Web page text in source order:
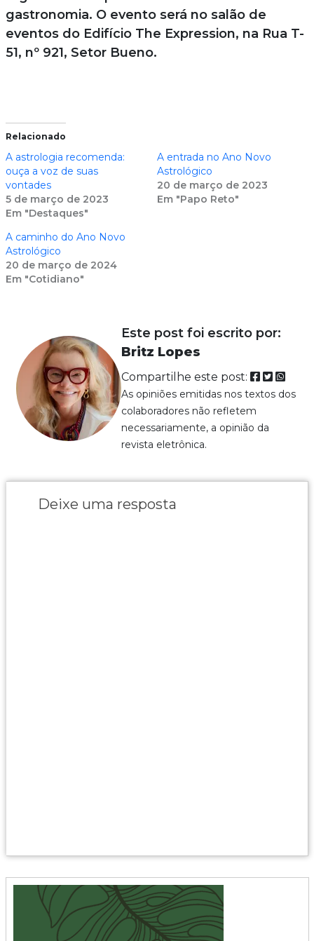
gastronomia. O evento será no salão de
eventos do Edifício The Expression, na Rua T-
51, nº 921, Setor Bueno.
Relacionado
A astrologia recomenda:
ouça a voz de suas
vontades
5 de março de 2023
Em "Destaques"
A entrada no Ano Novo
Astrológico
20 de março de 2023
Em "Papo Reto"
A caminho do Ano Novo
Astrológico
20 de março de 2024
Em "Cotidiano"
Este post foi escrito por:
Britz Lopes
Compartilhe este post:
As opiniões emitidas nos textos dos
colaboradores não refletem
necessariamente, a opinião da
revista eletrônica.
Deixe uma resposta